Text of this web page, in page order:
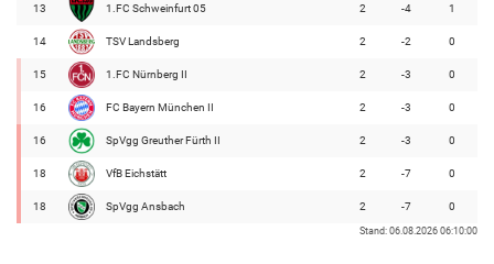
13 1.FC Schweinfurt 05 2 -4 1
14 TSV Landsberg 2 -2 0
15 1.FC Nürnberg II 2 -3 0
16 FC Bayern München II 2 -3 0
16 SpVgg Greuther Fürth II 2 -3 0
18 VfB Eichstätt 2 -7 0
18 SpVgg Ansbach 2 -7 0
Stand: 06.08.2026 06:10:00